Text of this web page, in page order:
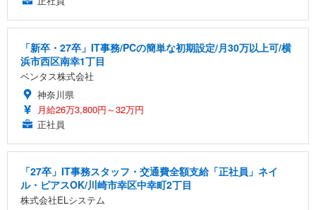
「新卒・27卒」IT事務/PCの簡単な初期設定/月30万以上可/横
浜市西区南幸1丁目
ベンタス株式会社
神奈川県
月給26万3,800円～32万円
正社員
「27卒」IT事務スタッフ・交通費全額支給「正社員」ネイ
ル・ピアスOK/川崎市幸区中幸町2丁目
株式会社ELシステム